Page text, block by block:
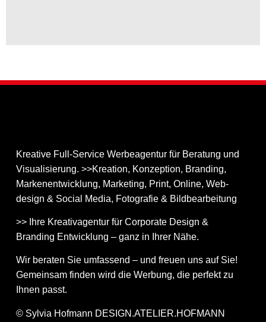
Kreative Full-Service Werbeagentur für Beratung und
Visualisierung. >>Kreation, Konzeption, Branding,
Markenentwicklung, Marketing, Print, Online, Web­
design & Social Media, Fotografie & Bildbear­bei­tung
>> Ihre Kreativagentur für Corporate Design &
Branding Entwicklung – ganz in Ihrer Nähe.
Wir beraten Sie umfassend – und freuen uns auf Sie!
Gemeinsam finden wird die Werbung, die perfekt zu
Ihnen passt.
© Sylvia Hofmann DESIGN.ATELIER.HOFMANN